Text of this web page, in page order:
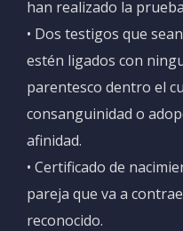
han realizado la
• Dos testigos que
estén ligados con
parentesco dentro el
consanguinidad o
afinidad.
• Certificado de
pareja que va a
reconocido.